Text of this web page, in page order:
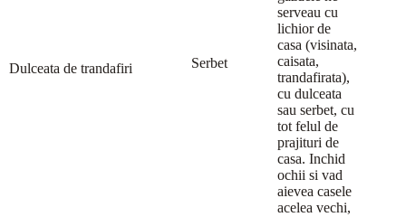
Dulceata de trandafiri Serbet
serveau cu
lichior de
casa (visinata,
caisata,
trandafirata),
cu dulceata
sau serbet, cu
tot felul de
prajituri de
casa. Inchid
ochii si vad
aievea casele
acelea vechi,